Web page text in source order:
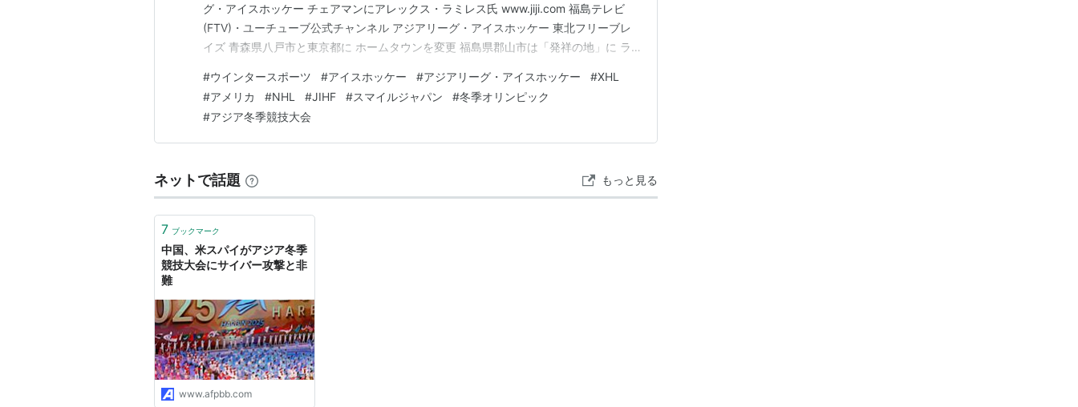
グ・アイスホッケー チェアマンにアレックス・ラミレス氏 www.jiji.com 福島テレビ
(FTV)・ユーチューブ公式チャンネル アジアリーグ・アイスホッケー 東北フリーブレ
イズ 青森県八戸市と東京都に ホームタウンを変更 福島県郡山市は「発祥の地」に ラ
初めて プロアイスホッケークラブが誕生 http…
#ウインタースポーツ #アイスホッケー #アジアリーグ・アイスホッケー #XHL
#アメリカ #NHL #JIHF #スマイルジャパン #冬季オリンピック
#アジア冬季競技大会
ネットで話題 もっと見る
7 ブックマーク
中国、米スパイがアジア冬季
競技大会にサイバー攻撃と非
難
www.afpbb.com